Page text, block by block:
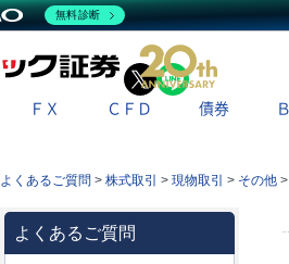
X
ＦＸ ＣＦＤ 債券
よくあるご質問 > 株式取引 > 現物取引 > その他
よくあるご質問
無料診断